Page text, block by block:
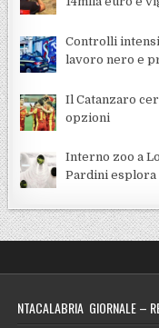
Controlli
lavoro nero e
Il Catanzaro
opzioni
Interno zoo a
Pardini esplora
NTACALABRIA GIORNALE –